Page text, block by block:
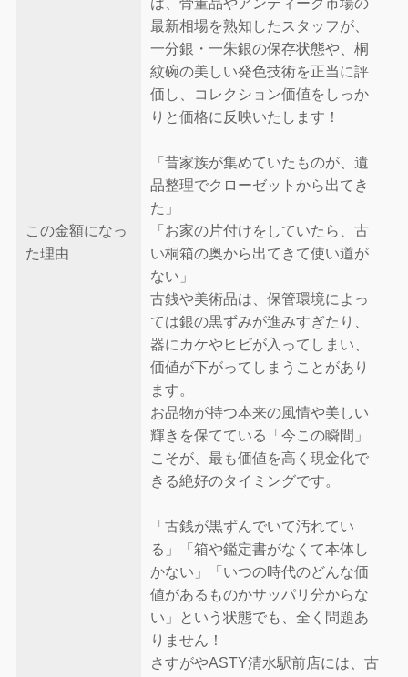
この金額になっ
た理由
は、骨董品やアンティーク市場の
最新相場を熟知したスタッフが、
一分銀・一朱銀の保存状態や、桐
紋碗の美しい発色技術を正当に評
価し、コレクション価値をしっか
りと価格に反映いたします！
「昔家族が集めていたものが、遺
品整理でクローゼットから出てき
た」
「お家の片付けをしていたら、古
い桐箱の奥から出てきて使い道が
ない」
古銭や美術品は、保管環境によっ
ては銀の黒ずみが進みすぎたり、
器にカケやヒビが入ってしまい、
価値が下がってしまうことがあり
ます。
お品物が持つ本来の風情や美しい
輝きを保てている「今この瞬間」
こそが、最も価値を高く現金化で
きる絶好のタイミングです。
「古銭が黒ずんでいて汚れてい
る」「箱や鑑定書がなくて本体し
かない」「いつの時代のどんな価
値があるものかサッパリ分からな
い」という状態でも、全く問題あ
りません！
さすがやASTY清水駅前店には、古